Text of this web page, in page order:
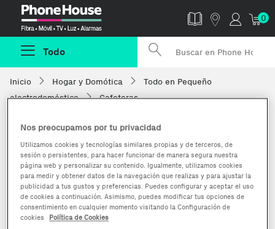
0
Todo
Inicio Hogar y Domótica
Todo en Pequeño
electrodoméstico
Cafeteras
Nos preocupamos por tu privacidad
Utilizamos cookies y tecnologías similares propias y de terceros, de
sesión o persistentes, para hacer funcionar de manera segura nuestra
página web y personalizar su contenido. Igualmente, utilizamos cookies
para medir y obtener datos de la navegación que realizas y para ajustar la
publicidad a tus gustos y preferencias. Puedes configurar y aceptar el uso
de cookies a continuación. Asimismo, puedes modificar tus opciones de
consentimiento en cualquier momento visitando la Configuración de
cookies
Política de Cookies